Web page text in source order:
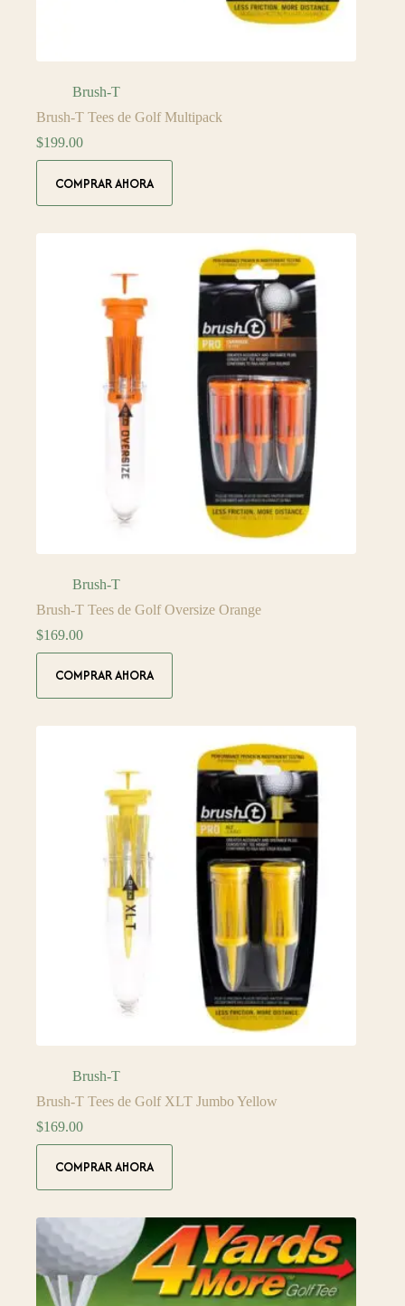
Brush-T
Brush-T Tees de Golf Multipack
$199.00
COMPRAR AHORA
Brush-T
Brush-T Tees de Golf Oversize Orange
$169.00
COMPRAR AHORA
Brush-T
Brush-T Tees de Golf XLT Jumbo Yellow
$169.00
COMPRAR AHORA